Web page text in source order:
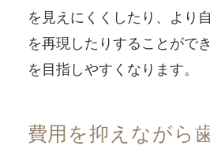
を見えにくくしたり、より
を再現したりすることがで
を目指しやすくなります。
費用を抑えながら